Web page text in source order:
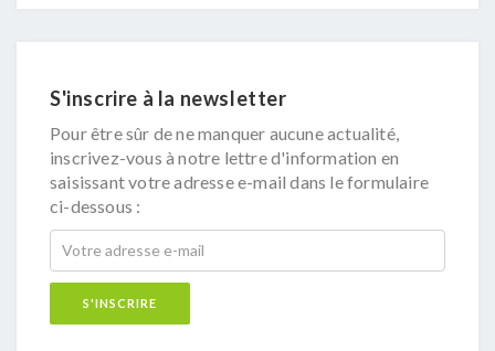
S'inscrire à la newsletter
Pour être sûr de ne manquer aucune actualité,
inscrivez-vous à notre lettre d'information en
saisissant votre adresse e-mail dans le formulaire
ci-dessous :